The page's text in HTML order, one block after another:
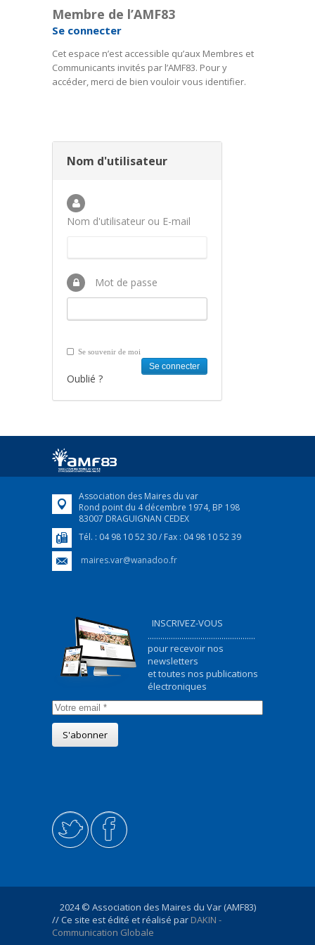
Membre de l’AMF83
Se connecter
Cet espace n’est accessible qu’aux Membres et
Communicants invités par l’AMF83. Pour y
accéder, merci de bien vouloir vous identifier.
Nom d'utilisateur
Nom d'utilisateur ou E-mail
Mot de passe
Se souvenir de moi
Oublié ?
Association des Maires du var
Rond point du 4 décembre 1974, BP 198
83007 DRAGUIGNAN CEDEX
Tél. : 04 98 10 52 30 / Fax : 04 98 10 52 39
maires.var@wanadoo.fr
INSCRIVEZ-VOUS
...................................................
pour recevoir nos
newsletters
et toutes nos publications
électroniques
2024 © Association des Maires du Var (AMF83)
// Ce site est édité et réalisé par DAKIN -
Communication Globale